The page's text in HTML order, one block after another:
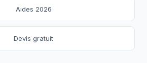
Aides 2026
Devis gratuit